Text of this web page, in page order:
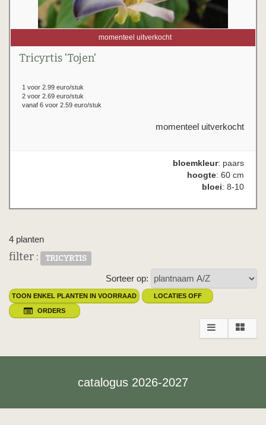
momenteel uitverkocht
Tricyrtis 'Tojen'
1 voor 2.99 euro/stuk
2 voor 2.69 euro/stuk
vanaf 6 voor 2.59 euro/stuk
momenteel uitverkocht
bloemkleur: paars
hoogte: 60 cm
bloei: 8-10
4 planten
filter : TRICYRTIS
Sorteer op:
TOON ENKEL PLANTEN IN VOORRAAD LOCATIES OFF
ORDERS
catalogus 2026-2027